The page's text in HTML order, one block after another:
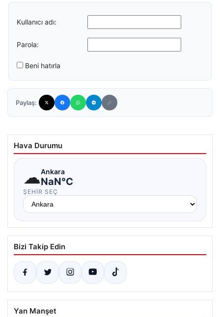
Kullanıcı adı:
Parola:
Beni hatırla
Paylaş:
Hava Durumu
☁Ankara
NaN°C
ŞEHIR SEÇ
Bizi Takip Edin
Yan Manşet